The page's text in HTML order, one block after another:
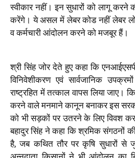
स्वीकार नहीं। इन सुधारों को लागू करने
करेंगे। ये असल में लेबर कोड नहीं लेबर
व कर्मचारी आंदोलन करने को मजबूर हैं।
श्री सिंह जोर देते हुए कहा कि
विनिवेशीकरण एवं सार्वजानिक
राष्ट्रहित में तत्काल वापस लिया जाए।
करने वाले मनमाने कानून बनाकर इस
को भी सड़कों पर उतरने के लिए विवश
बहादुर सिंह ने कहा कि श्रमिक संगठनों
है, जब कथित तौर पर कृषि सुधारों से